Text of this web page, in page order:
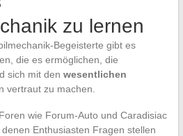
zu lernen
Begeisterte gibt es
die es ermöglichen, die
sich mit den wesentlichen
vertraut zu machen.
wie Forum-Auto und Caradisiac
Enthusiasten Fragen stellen